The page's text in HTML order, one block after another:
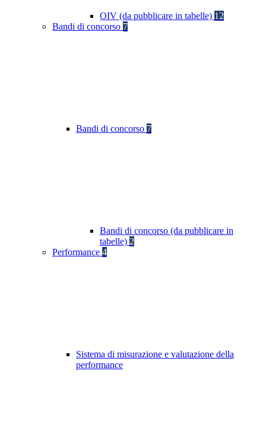
OIV (da pubblicare in tabelle) 12
Bandi di concorso 7
Bandi di concorso 7
Bandi di concorso (da pubblicare in
tabelle) 2
Performance 4
Sistema di misurazione e valutazione della
performance